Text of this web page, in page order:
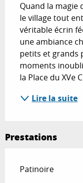
Quand la magie
le village tout
véritable écrin
une ambiance
petits et grands
moments
la Place du XVe
Lire la suite
Prestations
Patinoire